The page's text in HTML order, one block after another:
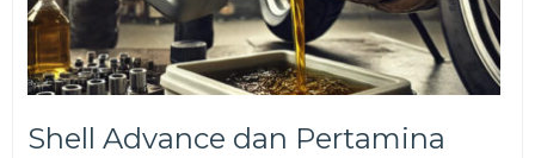
Shell Advance dan Pertamina